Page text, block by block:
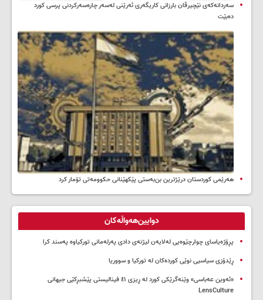
سه‌ردانه‌کەی نێچیرڤان بارزانی كاریگه‌ری ئه‌رێنی له‌سه‌ر چاره‌سه‌ركردنی پرسی كورد
ده‌بێت
هەرێمی کوردستان درێژترین بن‌بەستی پێکهێنانی حکوومەتی تۆمار کرد
دوایین‌هەواڵەکان
پڕۆژەیاسای چوارچێوەیی لەلایەن لیژنەی دادی پەرلەمانی تورکیاوە پەسند کرا
ڕێدۆزی سیاسیی نوێی کوردەکان لە تورکیا و سووریا
«ئەوین عەباسی» وێنەگرێکی کورد لە ڕیزی ٤١ فینالیستی پێشبڕکێی جیهانی
LensCulture